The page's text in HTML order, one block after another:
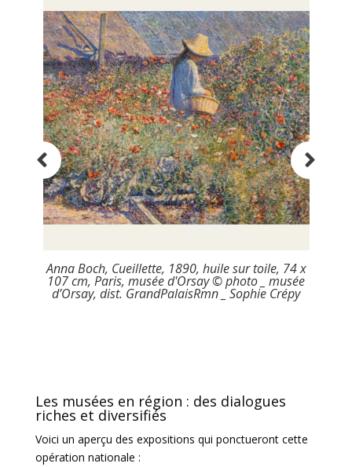
huile sur toile, 74 x
© photo _ musée
_ Sophie Crépy
Claude Monet, Le Jardin de
1900, huile sur toile, 81,6 × 92,6
1983 © RMN-Grand Palais (Musée
Hervé Lewandowski
Les musées en région : des dialogues
riches et diversifiés
Voici un aperçu des expositions qui ponctueront cette
opération nationale :